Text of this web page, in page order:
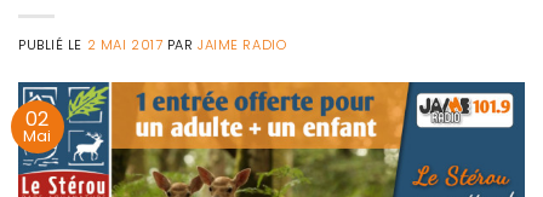
PUBLIÉ LE 2 MAI 2017 PARJAIME RADIO
02
Mai